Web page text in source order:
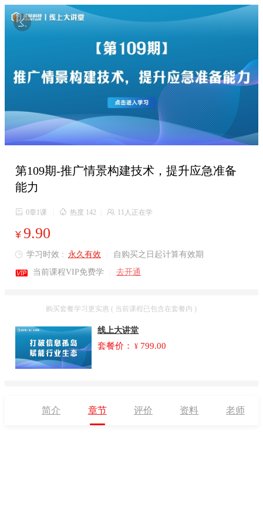

第109期-推广情景构建技术，提升应急准备
能力
 0章1课  热度 142  11人正在学
¥ 9.90
 学习时效 : 永久有效 自购买之日起计算有效期
 当前课程VIP免费学 去开通
购买套餐学习更实惠 ( 当前课程已包含在套餐内 )
线上大讲堂
套餐价： ¥ 799.00
简介 章节 评价 资料 老师